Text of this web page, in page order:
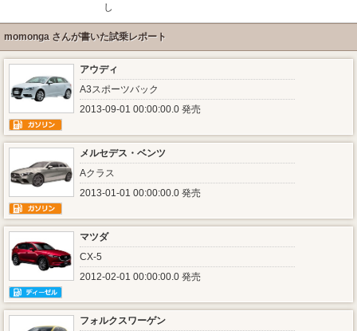
し
momonga さんが書いた試乗レポート
アウディ
A3スポーツバック
2013-09-01 00:00:00.0 発売
メルセデス・ベンツ
Aクラス
2013-01-01 00:00:00.0 発売
マツダ
CX-5
2012-02-01 00:00:00.0 発売
フォルクスワーゲン